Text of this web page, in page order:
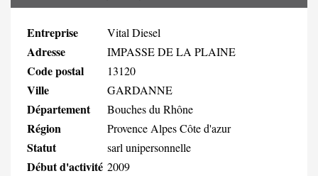
Entreprise Vital Diesel
Adresse IMPASSE DE LA PLAINE
Code postal 13120
Ville GARDANNE
Département Bouches du Rhône
Région Provence Alpes Côte d'azur
Statut sarl unipersonnelle
Début d'activité 2009